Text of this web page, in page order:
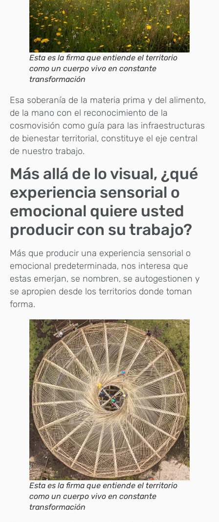
Esta es la firma que entiende el territorio
como un cuerpo vivo en constante
transformación
Esa soberanía de la materia prima y del alimento,
de la mano con el reconocimiento de la
cosmovisión como guía para las infraestructuras
de bienestar territorial, constituye el eje central
de nuestro trabajo.
Más allá de lo visual, ¿qué
experiencia sensorial o
emocional quiere usted
producir con su trabajo?
Más que producir una experiencia sensorial o
emocional predeterminada, nos interesa que
estas emerjan, se nombren, se autogestionen y
se apropien desde los territorios donde toman
forma.
Esta es la firma que entiende el territorio
como un cuerpo vivo en constante
transformación